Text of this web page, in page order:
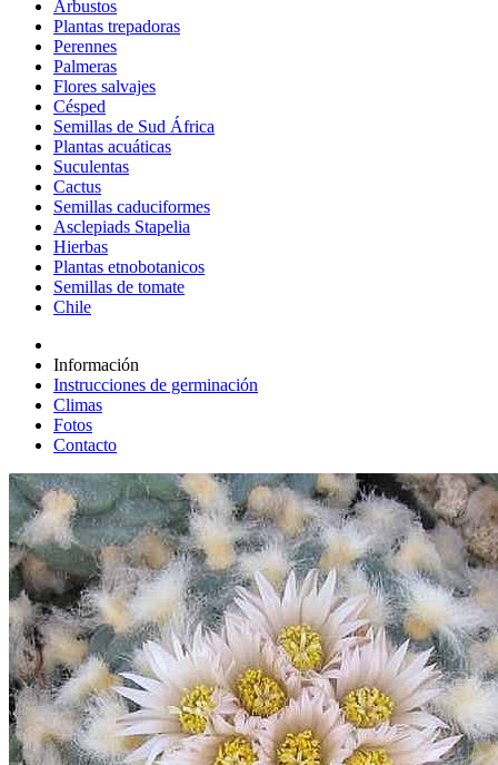
Arbustos
Plantas trepadoras
Perennes
Palmeras
Flores salvajes
Césped
Semillas de Sud África
Plantas acuáticas
Suculentas
Cactus
Semillas caduciformes
Asclepiads Stapelia
Hierbas
Plantas etnobotanicos
Semillas de tomate
Chile
Información
Instrucciones de germinación
Climas
Fotos
Contacto